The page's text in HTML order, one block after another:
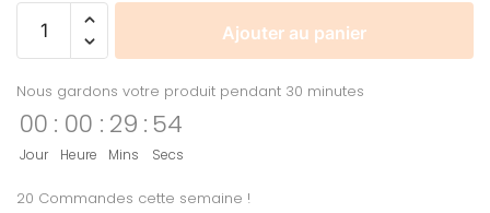
Ajouter au panier
Nous gardons votre produit pendant 30 minutes
00
Jour
: 00
Heure
: 29
Mins
: 54
Secs
20 Commandes cette semaine !